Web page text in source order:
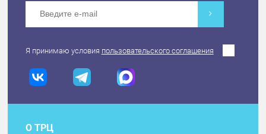
Я принимаю условия пользовательского соглашения
О ТРЦ